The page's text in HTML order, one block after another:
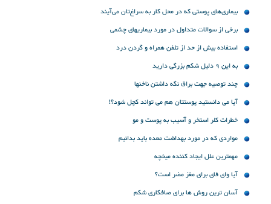
بیماری‌های پوستی که در محل کار به سراغ‌تان می‌آیند
برخی از سوالات متداول در مورد بیماریهای چشمی
استفاده بیش از حد از تلفن همراه و گردن درد
به این 9 دلیل شکم بزرگی دارید
چند توصیه جهت براق نگه داشتن ناخنها
آیا می دانستید پوستتان هم می تواند کچل شود؟!
خطرات کلر استخر و آسیب به پوست و مو
مواردی که در مورد بهداشت معده باید بدانیم
مهمترین علل ایجاد کننده میخچه
آیا وای فای برای مغز مضر است؟
آسان ترین روش ها برای صافکاری شکم